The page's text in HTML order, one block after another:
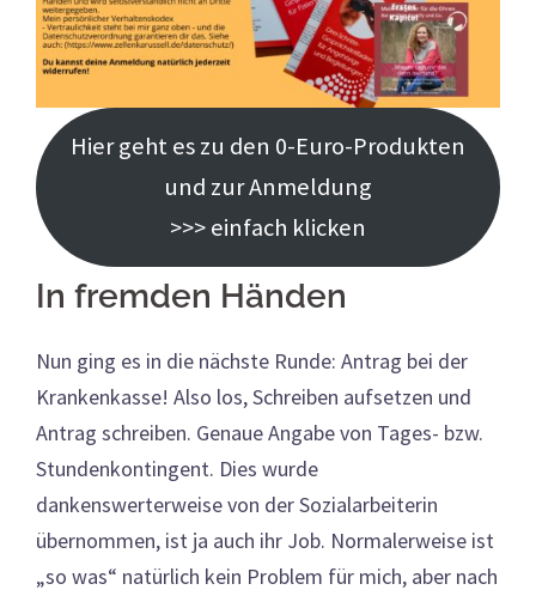
Hier geht es zu den 0-Euro-Produkten
und zur Anmeldung
>>> einfach klicken
In fremden Händen
Nun ging es in die nächste Runde: Antrag bei der
Krankenkasse! Also los, Schreiben aufsetzen und
Antrag schreiben. Genaue Angabe von Tages- bzw.
Stundenkontingent. Dies wurde
dankenswerterweise von der Sozialarbeiterin
übernommen, ist ja auch ihr Job. Normalerweise ist
„so was“ natürlich kein Problem für mich, aber nach